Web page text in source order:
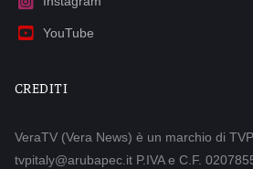
YouTube
CREDITI
VeraTV (Vera News) è un marchio di
tvpitaly@arubapec.it P.IVA e C.F.